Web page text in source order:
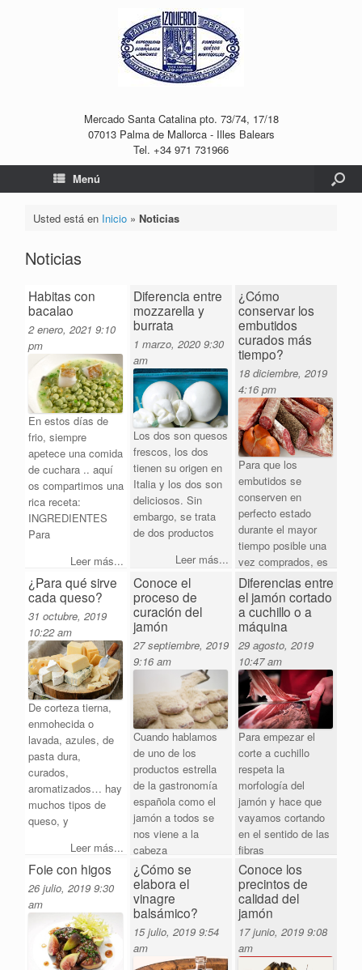
Mercado Santa Catalina pto. 73/74, 17/18
07013 Palma de Mallorca - Illes Balears
Tel. +34 971 731966
Menú
Usted está en Inicio » Noticias
Noticias
Habitas con
bacalao
2 enero, 20219:10
pm
En estos días de
frio, siempre
apetece una comida
de cuchara .. aquí
os compartimos una
rica receta:
INGREDIENTES
Para
Leer más...
Diferencia entre
mozzarella y
burrata
1 marzo, 2020 9:30
am
Los dos son quesos
frescos, los dos
tienen su origen en
Italia y los dos son
deliciosos. Sin
embargo, se trata
de dos productos
Leer más...
¿Cómo
conservar los
embutidos
curados más
tiempo?
18 diciembre, 2019
4:16 pm
Para que los
embutidos se
conserven en
perfecto estado
durante el mayor
tiempo posible una
vez comprados, es
importante
Leer más...
¿Para qué sirve
cada queso?
31 octubre, 2019
10:22 am
De corteza tierna,
enmohecida o
lavada, azules, de
pasta dura,
curados,
aromatizados… hay
muchos tipos de
queso, y
Leer más...
Conoce el
proceso de
curación del
jamón
27 septiembre, 2019
9:16 am
Cuando hablamos
de uno de los
productos estrella
de la gastronomía
española como el
jamón a todos se
nos viene a la
cabeza
Leer más...
Diferencias entre
el jamón cortado
a cuchillo o a
máquina
29 agosto, 2019
10:47 am
Para empezar el
corte a cuchillo
respeta la
morfología del
jamón y hace que
vayamos cortando
en el sentido de las
fibras
Leer más...
Foie con higos
26 julio, 20199:30
am
¿Cómo se
elabora el
vinagre
balsámico?
15 julio, 2019 9:54
am
Conoce los
precintos de
calidad del
jamón
17 junio, 2019 9:08
am